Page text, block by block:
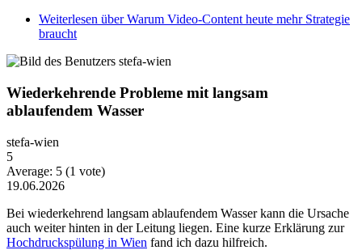
Weiterlesen über Warum Video-Content heute mehr Strategie
braucht
Wiederkehrende Probleme mit langsam
ablaufendem Wasser
stefa-wien
5
Average: 5 (1 vote)
19.06.2026
Bei wiederkehrend langsam ablaufendem Wasser kann die Ursache
auch weiter hinten in der Leitung liegen. Eine kurze Erklärung zur
Hochdruckspülung in Wien fand ich dazu hilfreich.